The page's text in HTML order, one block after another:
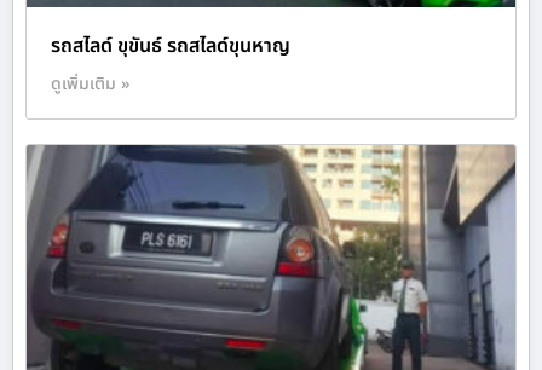
รถสไลด์ ขุขันธ์ รถสไลด์ขุนหาญ
ดูเพิ่มเติม »